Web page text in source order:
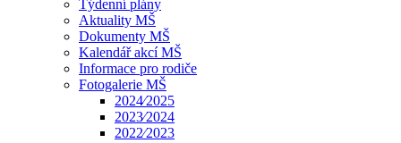
Týdenní plány
Aktuality MŠ
Dokumenty MŠ
Kalendář akcí MŠ
Informace pro rodiče
Fotogalerie MŠ
2024⁄2025
2023⁄2024
2022⁄2023